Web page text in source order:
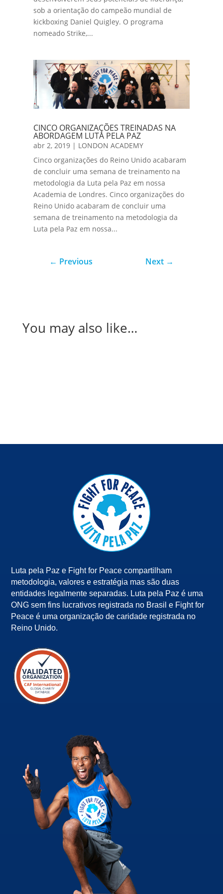
sob a orientação do campeão mundial de
kickboxing Daniel Quigley. O programa
nomeado Strike,...
CINCO ORGANIZAÇÕES TREINADAS NA
ABORDAGEM LUTA PELA PAZ
abr 2, 2019 | LONDON ACADEMY
Cinco organizações do Reino Unido acabaram
de concluir uma semana de treinamento na
metodologia da Luta pela Paz em nossa
Academia de Londres. Cinco organizações do
Reino Unido acabaram de concluir uma
semana de treinamento na metodologia da
Luta pela Paz em nossa...
← Previous Next →
You may also like…
Luta pela Paz e Fight for Peace compartilham
metodologia, valores e estratégia mas são duas
entidades legalmente separadas. Luta pela Paz é uma
ONG sem fins lucrativos registrada no Brasil e Fight for
Peace é uma organização de caridade registrada no
Reino Unido.